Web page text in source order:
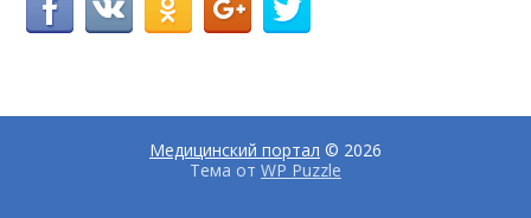
Медицинский портал © 2026
Тема от WP Puzzle